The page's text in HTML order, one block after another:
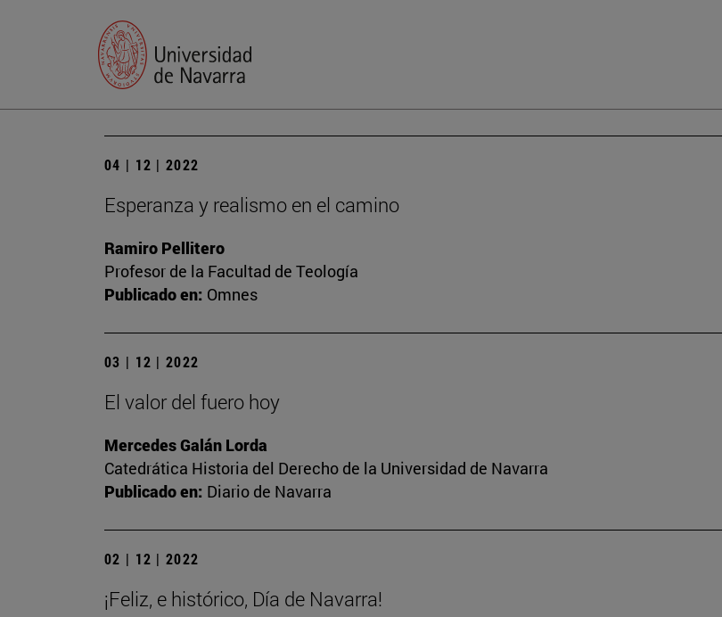
04 | 12 | 2022
Esperanza y realismo en el camino
Ramiro Pellitero
Profesor de la Facultad de Teología
Publicado en: Omnes
03 | 12 | 2022
El valor del fuero hoy
Mercedes Galán Lorda
Catedrática Historia del Derecho de la Universidad de Navarra
Publicado en: Diario de Navarra
02 | 12 | 2022
¡Feliz, e histórico, Día de Navarra!